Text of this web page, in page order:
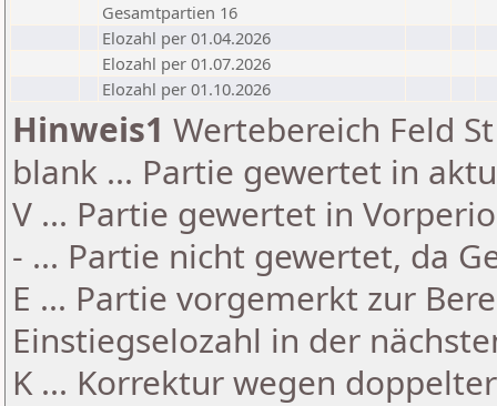
Gesamtpartien 16
Elozahl per 01.04.2026
Elozahl per 01.07.2026
Elozahl per 01.10.2026
Hinweis1 Wertebereich Feld
blank ... Partie gewertet in
V ... Partie gewertet in
- ... Partie nicht gewertet, da
E ... Partie vorgemerkt zur
Einstiegselozahl in der
K ... Korrektur wegen